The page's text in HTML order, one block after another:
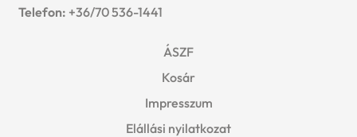
Telefon: +36/70 536-1441
ÁSZF
Kosár
Impresszum
Elállási nyilatkozat